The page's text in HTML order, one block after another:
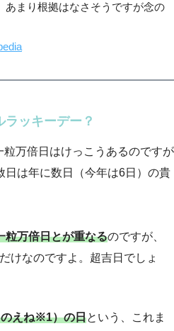
あまり根拠はなさそうですが念の
ッキーデー？
万倍日はけっこうあるのですが
日は年に数日（今年は6日）の貴
粒万倍日とが重なるのですが、
けなのですよ。超吉日でしょ
えね※1）の日という、これま